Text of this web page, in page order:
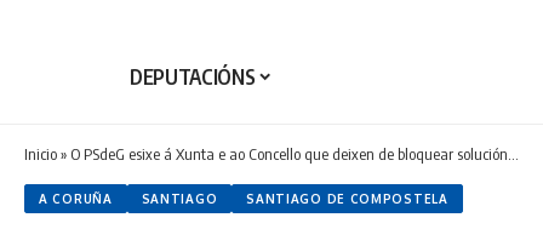
DEPUTACIÓNS
Inicio» O PSdeG esixe á Xunta e ao Concello que deixen de bloquear solucións para o deporte compostelán
A CORUÑA SANTIAGO SANTIAGO DE COMPOSTELA